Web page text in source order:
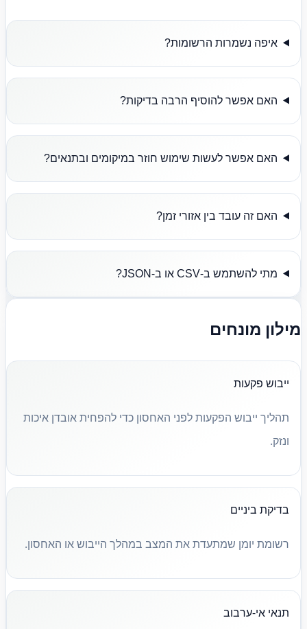
איפה נשמרות הרשומות?
האם אפשר להוסיף הרבה בדיקות?
האם אפשר לעשות שימוש חוזר במיקומים ובתנאים?
האם זה עובד בין אזורי זמן?
מתי להשתמש ב-CSV או ב-JSON?
מילון מונחים
ייבוש פקעות
תהליך ייבוש הפקעות לפני האחסון כדי להפחית אובדן איכות
ונזק.
בדיקת ביניים
רשומת יומן שמתעדת את המצב במהלך הייבוש או האחסון.
תנאי אי-ערבוב